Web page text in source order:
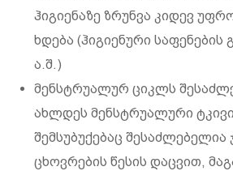
ჰიგიენაზე ზრუნვა კიდევ
ხდება (ჰიგიენური საფენების
ა.შ.)
მენსტრუალურ ციკლს
ახლდეს მენსტრუალური
შემსუბუქებაც შესაძლებელია
ცხოვრების წესის დაცვით,